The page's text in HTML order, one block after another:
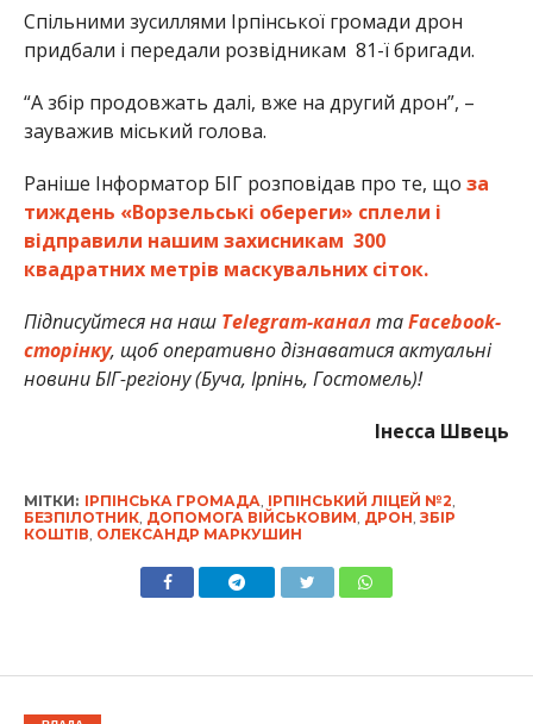
Спільними зусиллями Ірпінської громади дрон
придбали і передали розвідникам 81-ї бригади.
“А збір продовжать далі, вже на другий дрон”, –
зауважив міський голова.
Раніше Інформатор БІГ розповідав про те, що за
тиждень «Ворзельські обереги» сплели і
відправили нашим захисникам 300
квадратних метрів маскувальних сіток.
Підписуйтеся на наш Telegram-канал таFacebook-
сторінку, щоб оперативно дізнаватися актуальні
новини БІГ-регіону (Буча, Ірпінь, Гостомель)!
Інесса Швець
МІТКИ: ІРПІНСЬКА ГРОМАДА, ІРПІНСЬКИЙ ЛІЦЕЙ №2,
БЕЗПІЛОТНИК, ДОПОМОГА ВІЙСЬКОВИМ, ДРОН, ЗБІР
КОШТІВ, ОЛЕКСАНДР МАРКУШИН